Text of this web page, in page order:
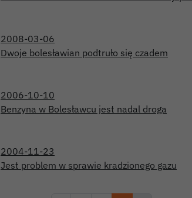
2008-03-06
Dwoje bolesławian podtruło się czadem
2006-10-10
Benzyna w Bolesławcu jest nadal droga
2004-11-23
Jest problem w sprawie kradzionego gazu